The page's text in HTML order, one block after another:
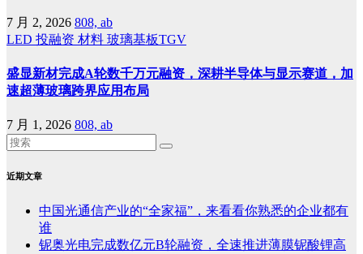
7 月 2, 2026 808, ab
LED 投融资 材料 玻璃基板TGV
盛显新材完成A轮数千万元融资，深耕半导体与显示赛道，加
速超薄玻璃跨界应用布局
7 月 1, 2026 808, ab
近期文章
中国光通信产业的“全家福”，来看看你熟悉的企业都有
谁
铌奥光电完成数亿元B轮融资，全速推进薄膜铌酸锂高